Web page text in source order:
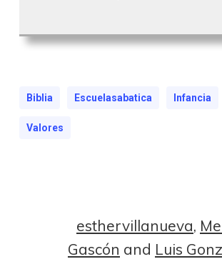
Biblia Escuelasabatica Infancia
Valores
esthervillanueva,
Gascón and Luis